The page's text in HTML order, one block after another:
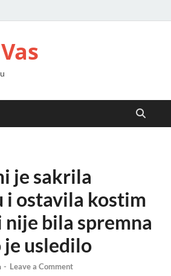
je sakrila
i ostavila kostim
nije bila spremna
je usledilo
- Leave a Comment